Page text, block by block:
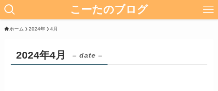
こーたのブログ
ホーム 2024年 4月
2024年4月 – date –